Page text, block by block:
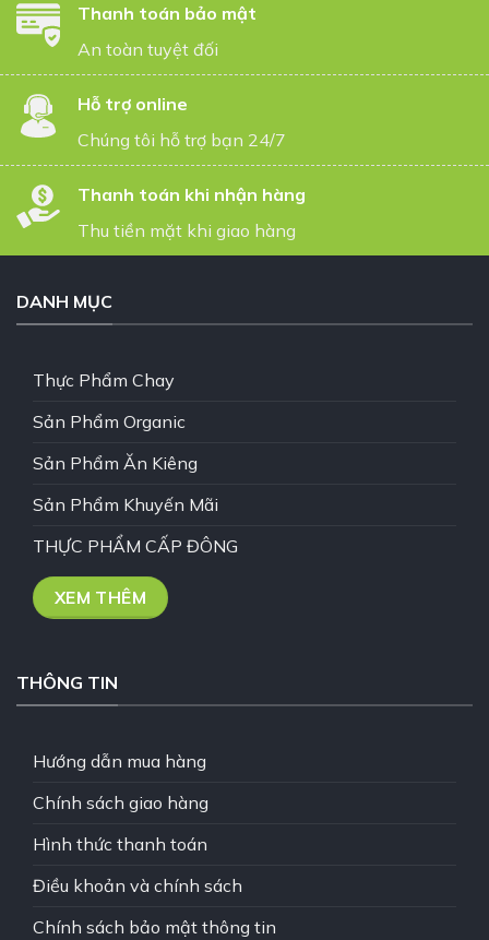
Thanh toán bảo mật
An toàn tuyệt đối
Hỗ trợ online
Chúng tôi hỗ trợ bạn 24/7
Thanh toán khi nhận hàng
Thu tiền mặt khi giao hàng
DANH MỤC
Thực Phẩm Chay
Sản Phẩm Organic
Sản Phẩm Ăn Kiêng
Sản Phẩm Khuyến Mãi
THỰC PHẨM CẤP ĐÔNG
XEM THÊM
THÔNG TIN
Hướng dẫn mua hàng
Chính sách giao hàng
Hình thức thanh toán
Điều khoản và chính sách
Chính sách bảo mật thông tin